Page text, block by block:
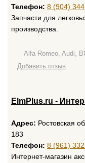
Телефон: 8 (904)
Запчасти для
производства.
Alfa Romeo, Audi,
Добавить отзыв
ElmPlus.ru -
Адрес: Ростовская
183
Телефон: 8 (961)
Интернет-магазин